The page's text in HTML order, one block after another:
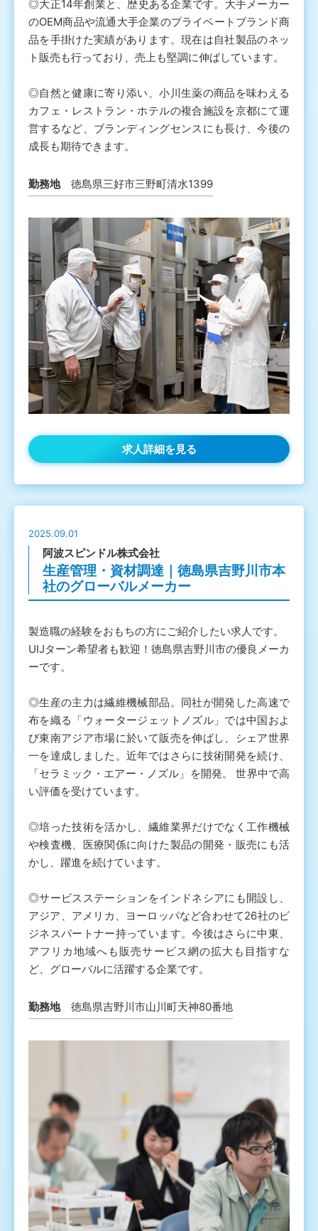
◎大正14年創業と、歴史ある企業です。大手メーカー
のOEM商品や流通大手企業のプライベートブランド商
品を手掛けた実績があります。現在は自社製品のネッ
ト販売も行っており、売上も堅調に伸ばしています。
◎自然と健康に寄り添い、小川生薬の商品を味わえる
カフェ・レストラン・ホテルの複合施設を京都にて運
営するなど、ブランディングセンスにも長け、今後の
成長も期待できます。
勤務地 徳島県三好市三野町清水1399
求人詳細を見る
2025.09.01
阿波スピンドル株式会社
生産管理・資材調達｜徳島県吉野川市本
社のグローバルメーカー
製造職の経験をおもちの方にご紹介したい求人です。
UIJターン希望者も歓迎！徳島県吉野川市の優良メーカ
ーです。
◎生産の主力は繊維機械部品。同社が開発した高速で
布を織る「ウォータージェットノズル」では中国およ
び東南アジア市場に於いて販売を伸ばし、シェア世界
一を達成しました。近年ではさらに技術開発を続け、
「セラミック・エアー・ノズル」を開発。 世界中で高
い評価を受けています。
◎培った技術を活かし、繊維業界だけでなく工作機械
や検査機、医療関係に向けた製品の開発・販売にも活
かし、躍進を続けています。
◎サービスステーションをインドネシアにも開設し、
アジア、アメリカ、ヨーロッパなど合わせて26社のビ
ジネスパートナー持っています。今後はさらに中東、
アフリカ地域へも販売サービス網の拡大も目指すな
ど、グローバルに活躍する企業です。
勤務地 徳島県吉野川市山川町天神80番地